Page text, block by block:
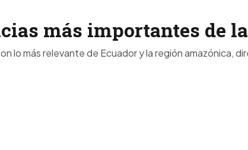
más importantes de
lo más relevante de Ecuador y la región amazónica,